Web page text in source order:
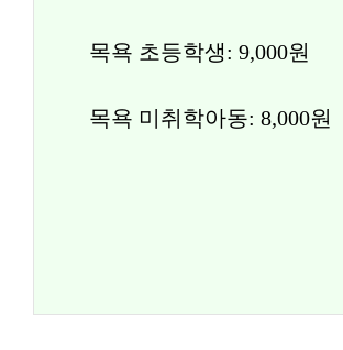
목욕 초등학생: 9,000원
목욕 미취학아동: 8,000원